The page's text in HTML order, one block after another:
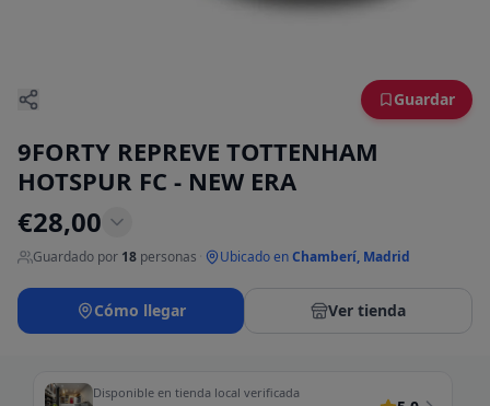
Guardar
9FORTY REPREVE TOTTENHAM
HOTSPUR FC - NEW ERA
€28,00
Guardado por 18 personas Ubicado enChamberí, Madrid
Cómo llegar Ver tienda
Disponible en tienda local verificada